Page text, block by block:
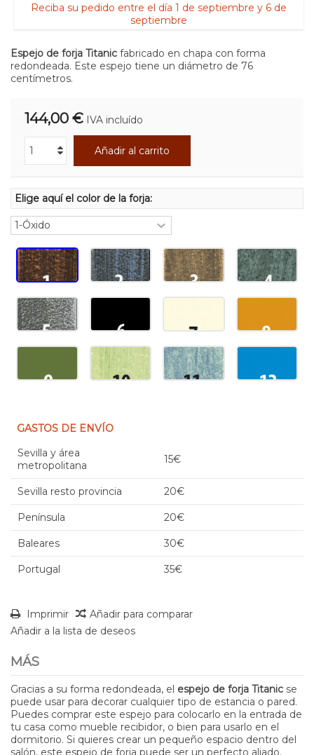
Reciba su pedido entre el día 1 de septiembre y 6 de
septiembre
Espejo de forja Titanic fabricado en chapa con forma
redondeada. Este espejo tiene un diámetro de 76
centímetros.
144,00 € IVA incluído
Añadir al carrito
Elige aquí el color de la forja:
GASTOS DE ENVÍO
Sevilla y área
metropolitana
15€
Sevilla resto provincia 20€
Península 20€
Baleares 30€
Portugal 35€
Imprimir
Añadir para comparar
Añadir a la lista de deseos
MÁS
Gracias a su forma redondeada, el espejo de forja Titanic se
puede usar para decorar cualquier tipo de estancia o pared.
Puedes comprar este espejo para colocarlo en la entrada de
tu casa como mueble recibidor, o bien para usarlo en el
dormitorio. Si quieres crear un pequeño espacio dentro del
salón, este espejo de forja puede ser un perfecto aliado.